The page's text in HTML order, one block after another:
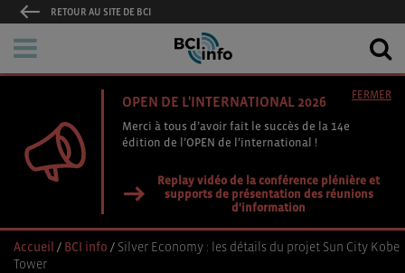
RETOUR AU SITE DE BCI
OPEN DE L'INTERNATIONAL 2026
Merci à tous d’avoir fait le succès de la 14e
édition de l’OPEN de l’international !
Replay vidéo de la conférence plénière et
supports de présentation des réunions
d'information
FERMER
Accueil / BCI info / Silver Economy : les détails du projet Sun City Kobe
Tower